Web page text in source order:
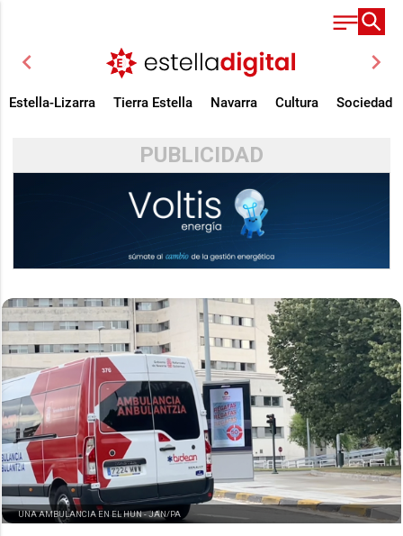
chevron_left chevron_right
Estella-Lizarra Tierra Estella Navarra Cultura Sociedad
PUBLICIDAD
UNA AMBULANCIA EN EL HUN -JAN/PA